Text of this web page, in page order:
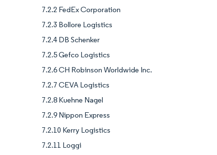
7.2.2 FedEx Corporation
7.2.3 Bollore Logistics
7.2.4 DB Schenker
7.2.5 Gefco Logistics
7.2.6 CH Robinson Worldwide Inc.
7.2.7 CEVA Logistics
7.2.8 Kuehne Nagel
7.2.9 Nippon Express
7.2.10 Kerry Logistics
7.2.11 Loggi